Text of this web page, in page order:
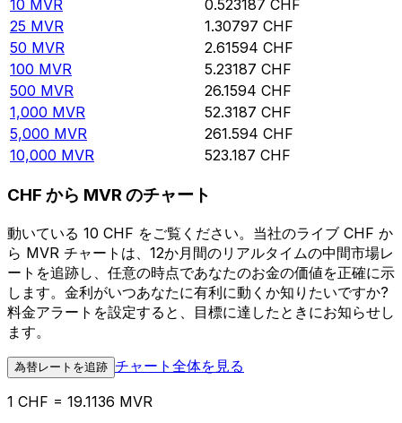
10 MVR 0.523187 CHF
25 MVR 1.30797 CHF
50 MVR 2.61594 CHF
100 MVR 5.23187 CHF
500 MVR 26.1594 CHF
1,000 MVR 52.3187 CHF
5,000 MVR 261.594 CHF
10,000 MVR 523.187 CHF
CHF から MVR のチャート
動いている 10 CHF をご覧ください。当社のライブ CHF か
ら MVR チャートは、12か月間のリアルタイムの中間市場レ
ートを追跡し、任意の時点であなたのお金の価値を正確に示
します。金利がいつあなたに有利に動くか知りたいですか?
料金アラートを設定すると、目標に達したときにお知らせし
ます。
為替レートを追跡 チャート全体を見る
1 CHF = 19.1136 MVR